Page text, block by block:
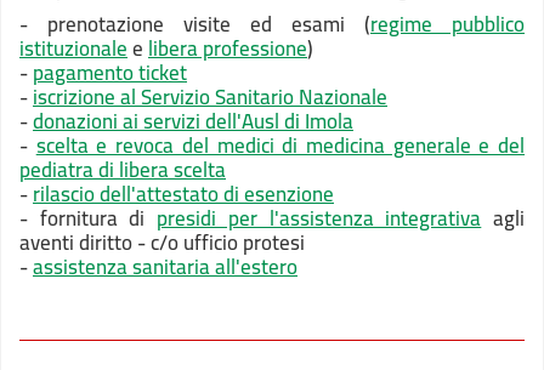
- prenotazione visite ed esami (regime pubblico
istituzionaleelibera professione)
-pagamento ticket
-iscrizione al Servizio Sanitario Nazionale
-donazioni ai servizi dell'Ausl di Imola
-scelta e revoca del medici di medicina generale e del
pediatra di libera scelta
-rilascio dell'attestato di esenzione
- fornitura di presidi per l'assistenza integrativaagli
aventi diritto - c/o ufficio protesi
-assistenza sanitaria all'estero